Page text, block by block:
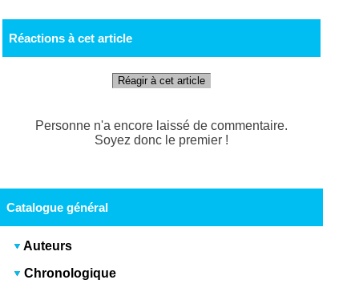
Réactions à cet article
Réagir à cet article
Personne n'a encore laissé de commentaire.
Soyez donc le premier !
Catalogue général
Auteurs
Chronologique